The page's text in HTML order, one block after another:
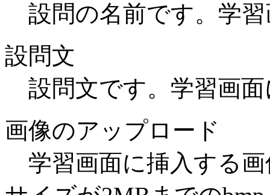
設問の名前です。学
設問文
設問文です。学習画
画像のアップロード
学習画面に挿入する